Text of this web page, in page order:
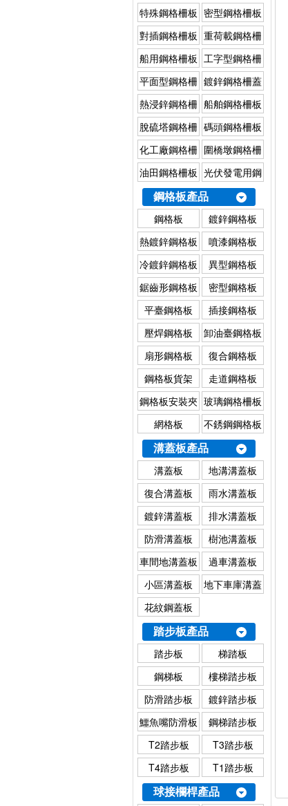
特殊鋼格柵板 密型鋼格柵板
對插鋼格柵板 重荷載鋼格柵
板
船用鋼格柵板 工字型鋼格柵
板（I型鋼格
板）
平面型鋼格柵
板
鍍鋅鋼格柵蓋
板
熱浸鋅鋼格柵
板
船舶鋼格柵板
脫硫塔鋼格柵
板
碼頭鋼格柵板
化工廠鋼格柵
板
圍橋墩鋼格柵
板
油田鋼格柵板 光伏發電用鋼
格柵板
鋼格板產品
鋼格板
鍍鋅鋼格板
熱鍍鋅鋼格板
噴漆鋼格板
冷鍍鋅鋼格板
異型鋼格板
鋸齒形鋼格板
密型鋼格板
平臺鋼格板
插接鋼格板
壓焊鋼格板
卸油臺鋼格板
扇形鋼格板
復合鋼格板
鋼格板貨架
走道鋼格板
鋼格板安裝夾 玻璃鋼格柵板
網格板
不銹鋼鋼格板
溝蓋板產品
溝蓋板
地溝溝蓋板
復合溝蓋板
雨水溝蓋板
鍍鋅溝蓋板
排水溝蓋板
防滑溝蓋板
樹池溝蓋板
車間地溝蓋板
過車溝蓋板
小區溝蓋板
地下車庫溝蓋
花紋鋼蓋板
踏步板產品
踏步板
梯踏板
鋼梯板
樓梯踏步板
防滑踏步板
鍍鋅踏步板
鱷魚嘴防滑板
鋼梯踏步板
T2踏步板
T3踏步板
T4踏步板
T1踏步板
球接欄桿產品